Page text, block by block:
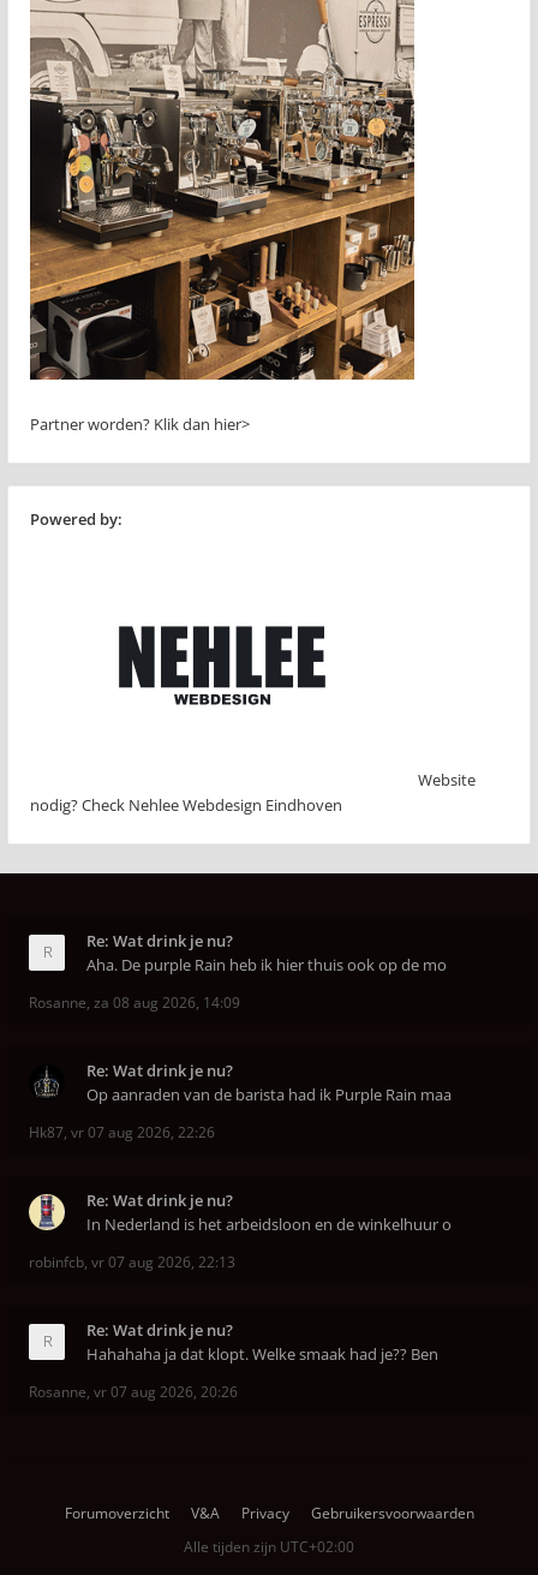
Partner worden? Klik dan hier>
Powered by:
Website
nodig? Check Nehlee Webdesign Eindhoven
Re: Wat drink je nu?
Aha. De purple Rain heb ik hier thuis ook op de mo
Rosanne, za 08 aug 2026, 14:09
Re: Wat drink je nu?
Op aanraden van de barista had ik Purple Rain maa
Hk87, vr 07 aug 2026, 22:26
Re: Wat drink je nu?
In Nederland is het arbeidsloon en de winkelhuur o
robinfcb, vr 07 aug 2026, 22:13
Re: Wat drink je nu?
Hahahaha ja dat klopt. Welke smaak had je?? Ben
Rosanne, vr 07 aug 2026, 20:26
Forumoverzicht V&A Privacy
Gebruikersvoorwaarden
Alle tijden zijn UTC+02:00